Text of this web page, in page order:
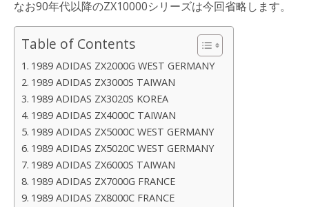
なお90年代以降のZX10000シリーズは今回省略します。
Table of Contents
1989 ADIDAS ZX2000G WEST GERMANY
1989 ADIDAS ZX3000S TAIWAN
1989 ADIDAS ZX3020S KOREA
1989 ADIDAS ZX4000C TAIWAN
1989 ADIDAS ZX5000C WEST GERMANY
1989 ADIDAS ZX5020C WEST GERMANY
1989 ADIDAS ZX6000S TAIWAN
1989 ADIDAS ZX7000G FRANCE
1989 ADIDAS ZX8000C FRANCE